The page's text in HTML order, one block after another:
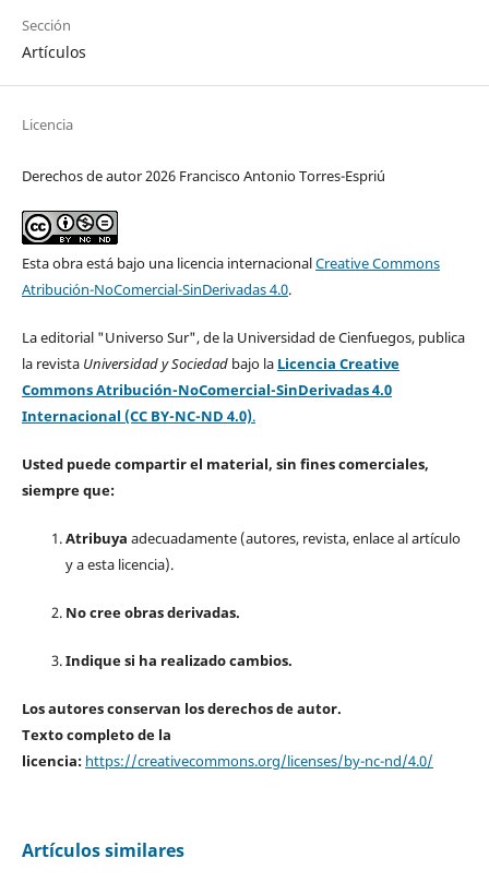
Sección
Artículos
Licencia
Derechos de autor 2026 Francisco Antonio Torres-Espriú
Esta obra está bajo una licencia internacionalCreative Commons
Atribución-NoComercial-SinDerivadas 4.0.
La editorial "Universo Sur", de la Universidad de Cienfuegos, publica
la revista Universidad y Sociedad bajo la Licencia Creative
Commons Atribución-NoComercial-SinDerivadas 4.0
Internacional (CC BY-NC-ND 4.0).
Usted puede compartir el material, sin fines comerciales,
siempre que:
Atribuya adecuadamente (autores, revista, enlace al artículo
y a esta licencia).
No cree obras derivadas.
Indique si ha realizado cambios.
Los autores conservan los derechos de autor.
Texto completo de la
licencia: https://creativecommons.org/licenses/by-nc-nd/4.0/
Artículos similares